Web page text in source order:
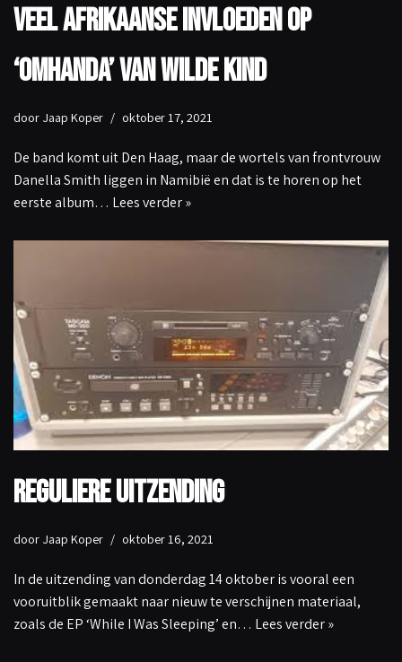
Veel Afrikaanse invloeden op
‘Omhanda’ van Wilde Kind
door Jaap Koper oktober 17, 2021
De band komt uit Den Haag, maar de wortels van frontvrouw
Danella Smith liggen in Namibië en dat is te horen op het
eerste album… Lees verder »
Reguliere Uitzending
door Jaap Koper oktober 16, 2021
In de uitzending van donderdag 14 oktober is vooral een
vooruitblik gemaakt naar nieuw te verschijnen materiaal,
zoals de EP ‘While I Was Sleeping’ en… Lees verder »